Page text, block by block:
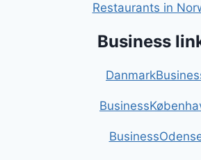
Restaurants in
Business